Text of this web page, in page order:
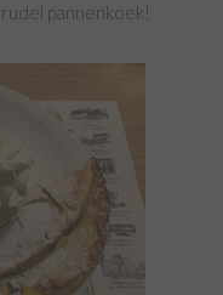
pannenkoek!